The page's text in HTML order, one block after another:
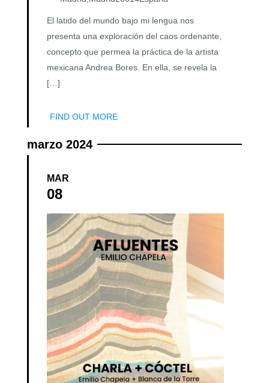
El latido del mundo bajo mi lengua nos
presenta una exploración del caos ordenante,
concepto que permea la práctica de la artista
mexicana Andrea Bores. En ella, se revela la
[…]
FIND OUT MORE
marzo 2024
MAR
08